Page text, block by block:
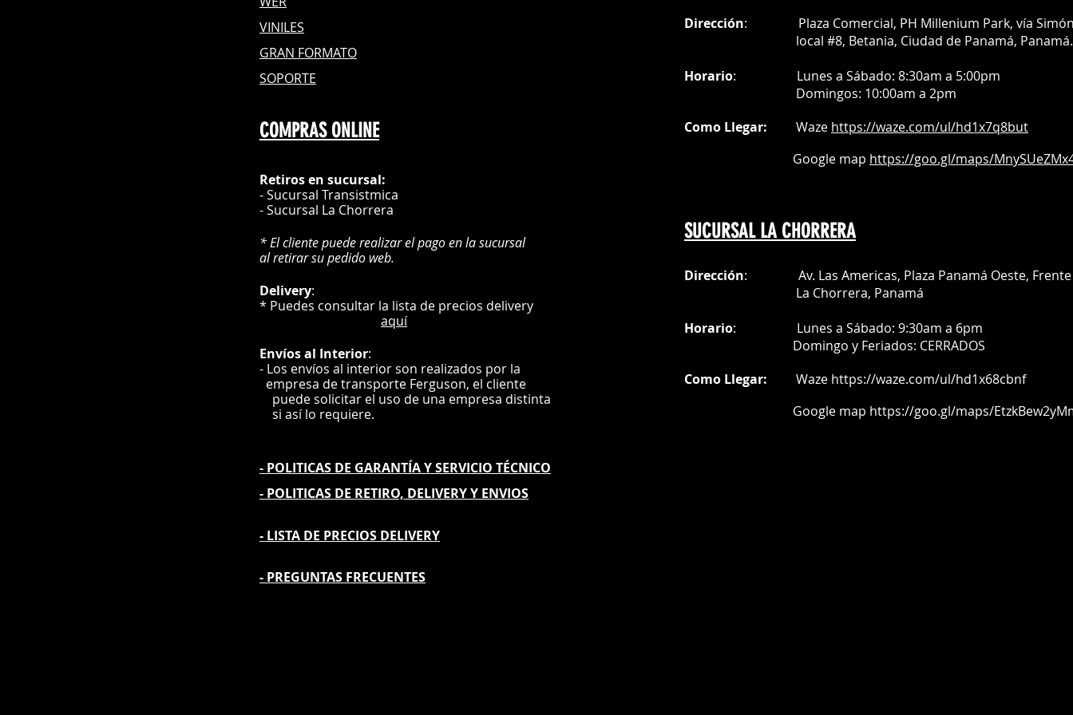
Instrucciones de lavado:
Esperar 24 horas antes de lavar la prenda.
Resiste el centrifugado.
No utilizar agentes químicos agresivos.
*Los colores y texturas demostradas aquí pueden no
VINILES
GRAN FORMATO
SOPORTE
COMPRAS ONLINE
Retiros en sucursal:
- Sucursal Transistmica
- Sucursal La Chorrera
* El cliente puede realizar el pago en la sucursal
al retirar su pedido web.
Delivery:
* Puedes consultar la lista de precios delivery
aquí
Envíosal Interior:
- Los envíos al interior son realizados por la
empresa de transporte Ferguson, el cliente
puede solicitar el uso de una empresa distinta
si así lo requiere.
- POLITICAS DE GARANTÍAY SERVICIO TÉCNICO
- POLITICAS DE RETIRO, DELIVERY Y ENVIOS
- LISTA DE PRECIOS DELIVERY
- PREGUNTAS FRECUENTES
Dirección: Plaza Comercial, PH Millenium Park, vía
local #8, Betania, Ciudad de Panamá, Panamá.
Horario: Lunes a Sábado: 8:30am a 5:00pm
Domingos: 10:00am a 2pm
Como Llegar: Waze https://waze.com/ul/hd1x7q8but
Google map https://goo.gl/maps/
SUCURSAL LA CHORRERA
Dirección: Av. Las Americas, Plaza Panamá Oeste, Frente
La Chorrera, Panamá
Horario: Lunes a Sábado: 9:30am a 6pm
Domingo y Feriados: CERRADOS
Como Llegar: Waze https://waze.com/ul/hd1x68cbnf
Google map https://goo.gl/maps/